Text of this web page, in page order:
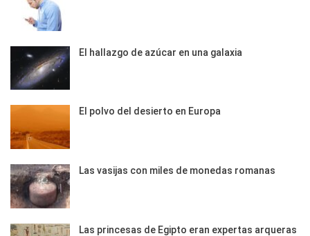
El hallazgo de azúcar en una galaxia
El polvo del desierto en Europa
Las vasijas con miles de monedas romanas
Las princesas de Egipto eran expertas arqueras